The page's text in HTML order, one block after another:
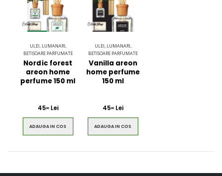
ULEI, LUMANARI,
BETISOARE PARFUMATE
Nordic forest
areon home
perfume 150 ml
4500Lei
ADAUGA IN COS
ULEI, LUMANARI,
BETISOARE PARFUMATE
Vanilla areon
home perfume
150 ml
4500Lei
ADAUGA IN COS